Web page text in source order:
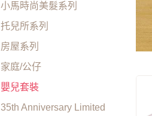
小馬時尚美髮系列
托兒所系列
房屋系列
家庭/公仔
嬰兒套裝
35th Anniversary Limited